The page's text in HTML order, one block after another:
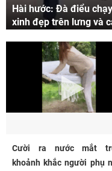
Hài hước: Đà điểu
xinh đẹp trên lưng và
Cười ra nước mắt
khoảnh khắc người phụ